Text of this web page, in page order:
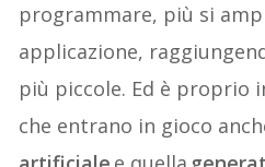
programmare, più si
applicazione,
più piccole. Ed è proprio
che entrano in gioco